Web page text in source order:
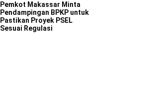
Pemkot Makassar Minta
Pendampingan BPKP untuk
Pastikan Proyek PSEL
Sesuai Regulasi